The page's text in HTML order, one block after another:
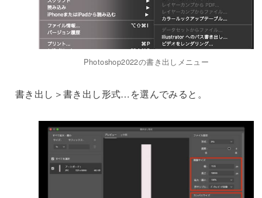
Photoshop2022の書き出しメニュー
書き出し＞書き出し形式…を選んでみると。